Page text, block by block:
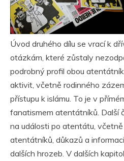
Úvod druhého dílu se vrací k
otázkám, které zůstaly
podrobný profil obou
aktivit, včetně rodinného
přístupu k islámu. To je v
fanatismem atentátníků. Další
na události po atentátu,
atentátníků, důkazů a
dalších hrozeb. V dalších